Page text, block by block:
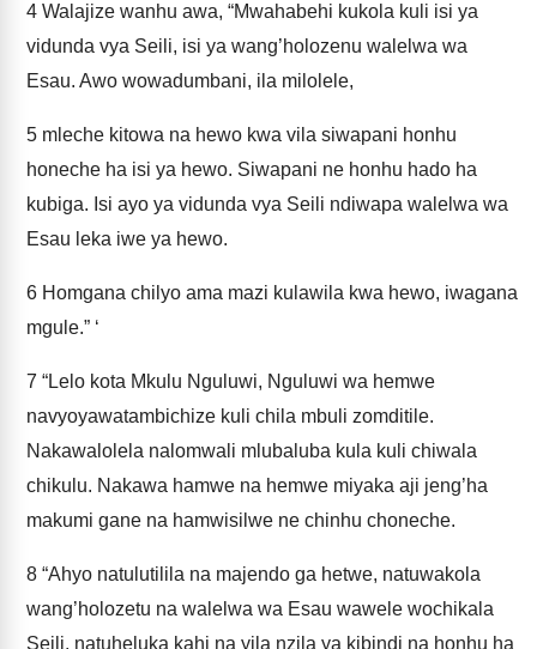
4 Walajize wanhu awa, “Mwahabehi kukola kuli isi ya
vidunda vya Seili, isi ya wang’holozenu walelwa wa
Esau. Awo wowadumbani, ila milolele,
5 mleche kitowa na hewo kwa vila siwapani honhu
honeche ha isi ya hewo. Siwapani ne honhu hado ha
kubiga. Isi ayo ya vidunda vya Seili ndiwapa walelwa wa
Esau leka iwe ya hewo.
6 Homgana chilyo ama mazi kulawila kwa hewo, iwagana
mgule.” ‘
7 “Lelo kota Mkulu Nguluwi, Nguluwi wa hemwe
navyoyawatambichize kuli chila mbuli zomditile.
Nakawalolela nalomwali mlubaluba kula kuli chiwala
chikulu. Nakawa hamwe na hemwe miyaka aji jeng’ha
makumi gane na hamwisilwe ne chinhu choneche.
8 “Ahyo natulutilila na majendo ga hetwe, natuwakola
wang’holozetu na walelwa wa Esau wawele wochikala
Seili, natuheluka kahi na yila nzila ya kibindi na honhu ha